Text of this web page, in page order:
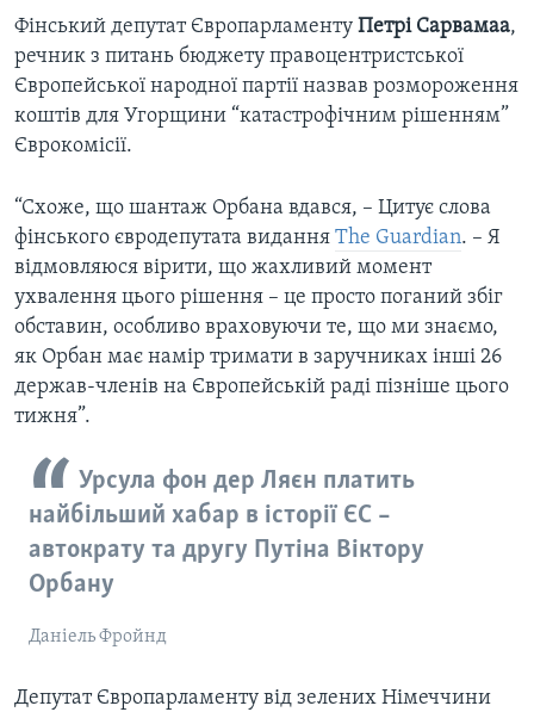
Фінський депутат Європарламенту Петрі Сарвамаа,
речник з питань бюджету правоцентристської
Європейської народної партії назвав розмороження
коштів для Угорщини “катастрофічним рішенням”
Єврокомісії.
“Схоже, що шантаж Орбана вдався, – Цитує слова
фінського євродепутата видання The Guardian. – Я
відмовляюся вірити, що жахливий момент
ухвалення цього рішення – це просто поганий збіг
обставин, особливо враховуючи те, що ми знаємо,
як Орбан має намір тримати в заручниках інші 26
держав-членів на Європейській раді пізніше цього
тижня”.
Урсула фон дер Ляєн платить
найбільший хабар в історії ЄС –
автократу та другу Путіна Віктору
Орбану
Даніель Фройнд
Депутат Європарламенту від зелених Німеччини